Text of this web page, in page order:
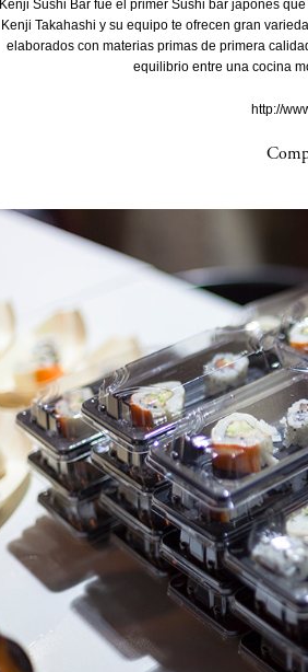
Kenji Sushi Bar fue el primer Sushi bar japonés
Kenji Takahashi y su equipo te ofrecen gran
elaborados con materias primas de primera
equilibrio entre una cocina
http://